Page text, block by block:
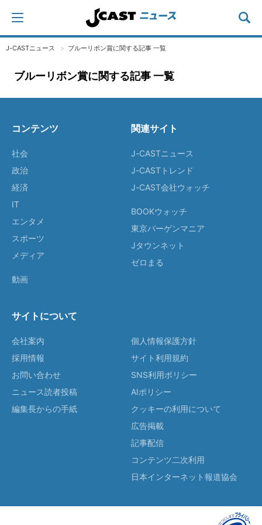
J-CASTニュース ブルーリボン賞に関する記事 一覧
ブルーリボン賞に関する記事 一覧
コンテンツ
社会
政治
経済
IT
エンタメ
スポーツ
メディア
動画
関連サイト
J-CASTニュース
J-CASTトレンド
J-CAST会社ウォッチ
BOOKウォッチ
東京バーゲンマニア
Jタウンネット
ゼロまる
サイトについて
会社案内
採用情報
お問い合わせ
ニュース読者投稿
編集長からの手紙
個人情報保護方針
サイト利用規約
SNS利用ポリシー
AIポリシー
クッキーの利用について
広告掲載
記事配信
コンテンツ二次利用
日本インターネット報道協会